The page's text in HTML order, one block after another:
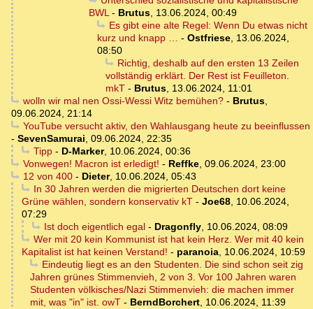
BWL- Brutus, 13.06.2024, 00:49
Es gibt eine alte Regel: Wenn Du etwas nicht
kurz und knapp … - Ostfriese, 13.06.2024,
08:50
Richtig, deshalb auf den ersten 13 Zeilen
vollständig erklärt. Der Rest ist Feuilleton.
mkT - Brutus, 13.06.2024, 11:01
wolln wir mal nen Ossi-Wessi Witz bemühen?- Brutus,
09.06.2024, 21:14
YouTube versucht aktiv, den Wahlausgang heute zu beeinflussen
- SevenSamurai, 09.06.2024, 22:35
Tipp- D-Marker, 10.06.2024, 00:36
Vonwegen! Macron ist erledigt! - Reffke, 09.06.2024, 23:00
12 von 400- Dieter, 10.06.2024, 05:43
In 30 Jahren werden die migrierten Deutschen dort keine
Grüne wählen, sondern konservativ kT - Joe68, 10.06.2024,
07:29
Ist doch eigentlich egal- Dragonfly, 10.06.2024, 08:09
Wer mit 20 kein Kommunist ist hat kein Herz. Wer mit 40 kein
Kapitalist ist hat keinen Verstand! - paranoia, 10.06.2024, 10:59
Eindeutig liegt es an den Studenten. Die sind schon seit zig
Jahren grünes Stimmenvieh, 2 von 3. Vor 100 Jahren waren
Studenten völkisches/Nazi Stimmenvieh: die machen immer
mit, was "in" ist. owT - BerndBorchert, 10.06.2024, 11:39